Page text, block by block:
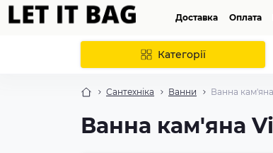
Доставка Оплата
Категорії
Сантехніка Ванни Ванна
Ванна кам'яна